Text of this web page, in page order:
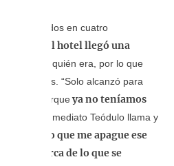
distribuidos en cuatro
al hotel llegó una
no sabían quién era, por lo que
“Solo alcanzó para
hotel, porqueya no teníamos
y de inmediato Teódulo llama y
le agradezco que me apague ese
más cerca de lo que se